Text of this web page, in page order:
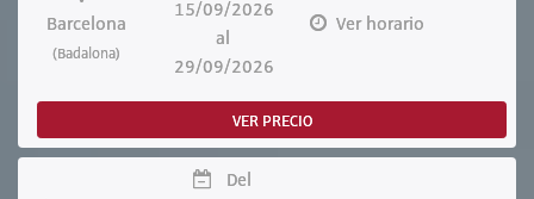
Barcelona
(Badalona)
15/09/2026
al
29/09/2026
Ver horario
VER PRECIO
Del